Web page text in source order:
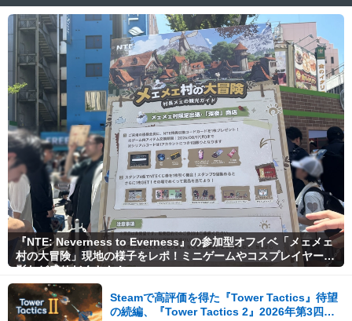
色あせた城塞の靴
銅の首飾り
銅の腕輪
銅の指輪
銅装飾のベルト
汚染された石の角笛
古城の角笛
黄金の印章
遺物コインの欠片
小人のミスリルハープ
暴君スズリのハープ
くちばしの鎧
マナハイムの鎧
くちばしの手袋
信仰の手袋
色あせた城塞の手袋
くちばしの靴
色あせた城塞の靴
銅の首飾り
銅の腕輪
銅の指輪
銅装飾のベルト
汚染された石の角笛
古城の角笛
黄金の印章
黄金遺物コイン
遺物コインの欠片
冒険者の杖
信仰の杖
冒険者のメイス・盾
信仰のメイス・盾
冒険者の槍・盾
信仰の槍・盾
冒険者の双斧
信仰の双斧
くちばしの兜
マナハイムの兜
くちばしの鎧
くちばしの手袋
信仰の手袋
くちばしの靴
色あせた城塞の靴
城塞の腕輪
灰色の指輪
灰色のレザーベルト
マンモスの角笛
冒険者の斧・盾
信仰の斧・盾
冒険者の大剣
信仰の大剣
冒険者の魔法球
信仰の魔法球
冒険者のワンド
冒険者の弓
信仰の弓
信仰の短剣
『NTE: Neverness to Everness』の参加型オフイベ「メェメェ
村の大冒険」現地の様子をレポ！ミニゲームやコスプレイヤー撮
影など盛りだくさん！
Steamで高評価を得た『Tower Tactics』待望
の続編、『Tower Tactics 2』2026年第3四半